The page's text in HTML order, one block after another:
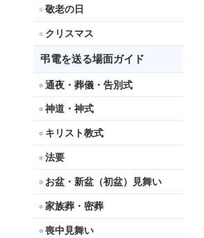
敬老の日
クリスマス
弔電を送る場面ガイド
通夜・葬儀・告別式
神道・神式
キリスト教式
法要
お盆・新盆（初盆）見舞い
家族葬・密葬
喪中見舞い